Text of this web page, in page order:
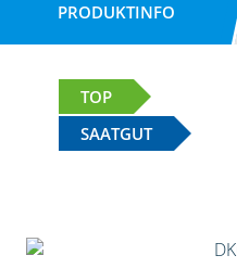
PRODUKTINFO
TOP
SAATGUT